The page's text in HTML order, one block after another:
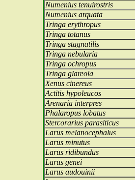
Numenius tenuirostris
Numenius arquata
Tringa erythropus
Tringa totanus
Tringa stagnatilis
Tringa nebularia
Tringa ochropus
Tringa glareola
Xenus cinereus
Actitis hypoleucos
Arenaria interpres
Phalaropus lobatus
Stercorarius parasiticus
Larus melanocephalus
Larus minutus
Larus ridibundus
Larus genei
Larus audouinii